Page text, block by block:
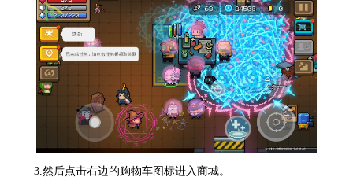
3.然后点击右边的购物车图标进入商城。